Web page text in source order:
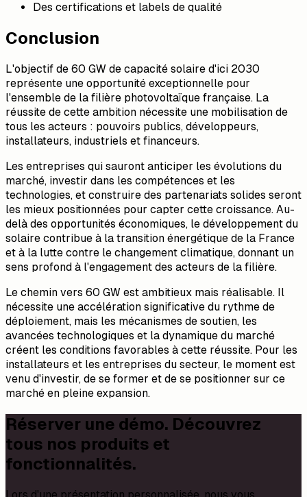
Des certifications et labels de qualité
Conclusion
L'objectif de 60 GW de capacité solaire d'ici 2030
représente une opportunité exceptionnelle pour
l'ensemble de la filière photovoltaïque française. La
réussite de cette ambition nécessite une mobilisation de
tous les acteurs : pouvoirs publics, développeurs,
installateurs, industriels et financeurs.
Les entreprises qui sauront anticiper les évolutions du
marché, investir dans les compétences et les
technologies, et construire des partenariats solides seront
les mieux positionnées pour capter cette croissance. Au-
delà des opportunités économiques, le développement du
solaire contribue à la transition énergétique de la France
et à la lutte contre le changement climatique, donnant un
sens profond à l'engagement des acteurs de la filière.
Le chemin vers 60 GW est ambitieux mais réalisable. Il
nécessite une accélération significative du rythme de
déploiement, mais les mécanismes de soutien, les
avancées technologiques et la dynamique du marché
créent les conditions favorables à cette réussite. Pour les
installateurs et les entreprises du secteur, le moment est
venu d'investir, de se former et de se positionner sur ce
marché en pleine expansion.
Réserver une démo. Découvrez
tous nos produits et
fonctionnalités.
Lors d'une présentation personnalisée, nous vous